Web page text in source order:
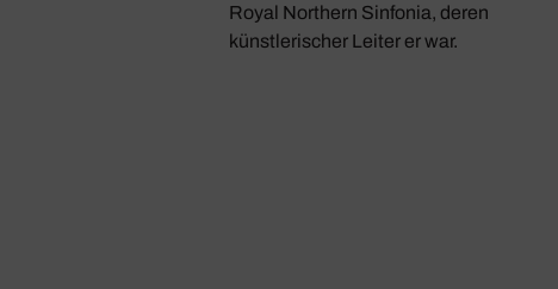
Royal Northern Sinfonia, deren
künstlerischer Leiter er war.